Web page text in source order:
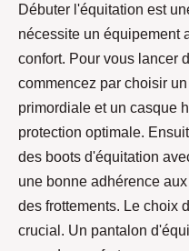
Débuter l'équitation est
nécessite un équipement
confort. Pour vous lancer
commencez par choisir
primordiale et un casque
protection optimale.
des boots d'équitation
une bonne adhérence
des frottements. Le choix
crucial. Un pantalon